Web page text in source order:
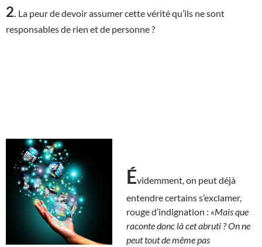
2 La peur de devoir assumer cette vérité qu’ils ne sont
responsables de rien et de personne ?
Évidemment, on peut déjà
entendre certains s’exclamer,
rouge d’indignation : «Mais que
raconte donc là cet abruti ?On ne
peut tout de même pas